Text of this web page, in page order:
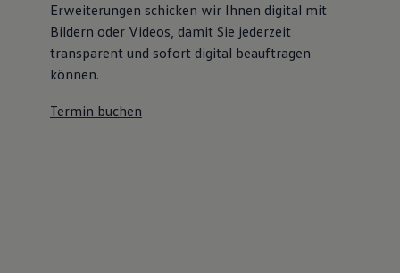
Erweiterungen schicken wir Ihnen digital mit
Bildern oder Videos, damit Sie jederzeit
transparent und sofort digital beauftragen
können.
Termin buchen